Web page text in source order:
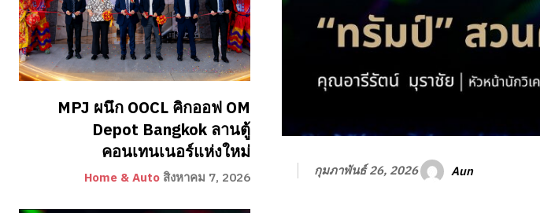
MPJ ผนึก OOCL คิกออฟ OM
Depot Bangkok ลานตู้
คอนเทนเนอร์แห่งใหม่
Home & Auto สิงหาคม 7, 2026 กุมภาพันธ์ 26, 2026 Aun